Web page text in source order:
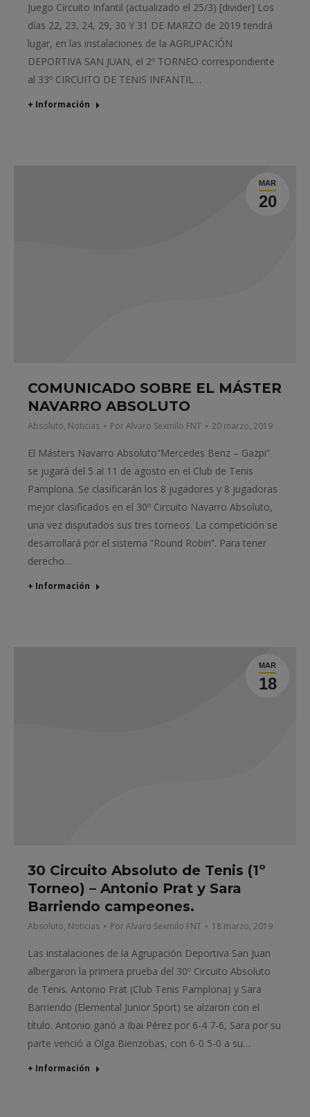
Juego Circuito Infantil (actualizado el 25/3) [divider] Los
días 22, 23, 24, 29, 30 Y 31 DE MARZO de 2019 tendrá
lugar, en las instalaciones de la AGRUPACIÓN
DEPORTIVA SAN JUAN, el 2º TORNEO correspondiente
al 33º CIRCUITO DE TENIS INFANTIL…
+ Información
MAR
20
COMUNICADO SOBRE EL MÁSTER
NAVARRO ABSOLUTO
Absoluto, Noticias PorAlvaro Sexmilo FNT 20 marzo, 2019
El Másters Navarro Absoluto“Mercedes Benz – Gazpi”
se jugará del 5 al 11 de agosto en el Club de Tenis
Pamplona. Se clasificarán los 8 jugadores y 8 jugadoras
mejor clasificados en el 30º Circuito Navarro Absoluto,
una vez disputados sus tres torneos. La competición se
desarrollará por el sistema “Round Robin”. Para tener
derecho…
+ Información
MAR
18
30 Circuito Absoluto de Tenis (1º
Torneo) – Antonio Prat y Sara
Barriendo campeones.
Absoluto, Noticias PorAlvaro Sexmilo FNT 18 marzo, 2019
Las instalaciones de la Agrupación Deportiva San Juan
albergaron la primera prueba del 30º Circuito Absoluto
de Tenis. Antonio Prat (Club Tenis Pamplona) y Sara
Barriendo (Elemental Junior Sport) se alzaron con el
título. Antonio ganó a Ibai Pérez por 6-4 7-6, Sara por su
parte venció a Olga Bienzobas, con 6-0 5-0 a su…
+ Información